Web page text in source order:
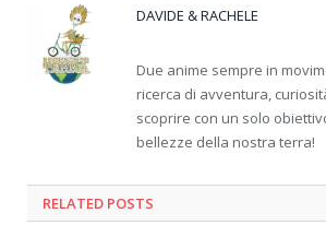
DAVIDE & RACHELE
Due anime sempre in
ricerca di avventura,
scoprire con un solo
bellezze della nostra terra!
RELATED POSTS